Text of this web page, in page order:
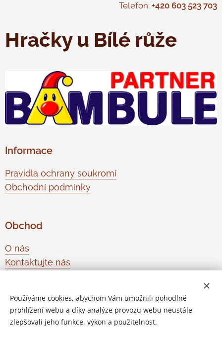
Telefon: +420 603 523 703
Hračky u Bílé růže
Informace
Pravidla ochrany soukromí
Obchodní podmínky
Obchod
O nás
Kontaktujte nás
Vytvořeno službouWebnode Cookies
Používáme cookies, abychom Vám umožnili pohodlné
prohlížení webu a díky analýze provozu webu neustále
zlepšovali jeho funkce, výkon a použitelnost.